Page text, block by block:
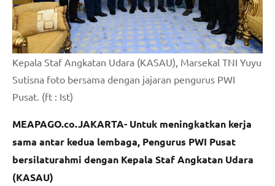
Kepala Staf Angkatan Udara (KASAU), Marsekal TNI Yuyu
Sutisna foto bersama dengan jajaran pengurus PWI
Pusat. (ft : Ist)
MEAPAGO.co.JAKARTA- Untuk meningkatkan kerja
sama antar kedua lembaga, Pengurus PWI Pusat
bersilaturahmi dengan Kepala Staf Angkatan Udara
(KASAU)